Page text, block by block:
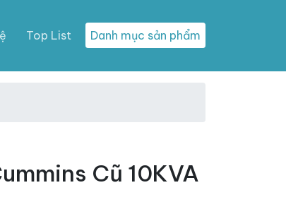
Top List Danh mục sản phẩm
Cũ 10KVA